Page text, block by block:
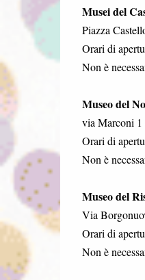
Musei del
Piazza
Orari di
Non è
Museo del
via Marconi
Orari di
Non è
Museo del
Via
Orari di
Non è